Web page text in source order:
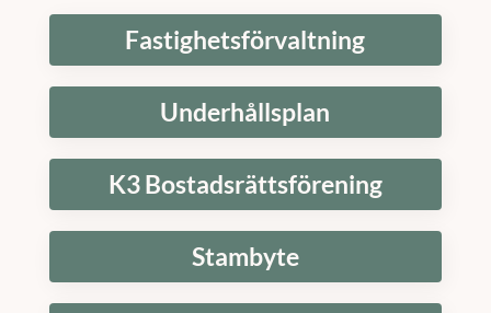
Fastighetsförvaltning
Underhållsplan
K3 Bostadsrättsförening
Stambyte